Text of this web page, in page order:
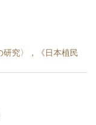
研究〉，《日本植民